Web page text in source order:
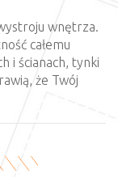
wnętrza.
całemu
i ścianach, tynki
że Twój